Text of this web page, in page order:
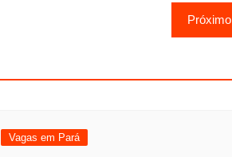
Próximo
Vagas em Pará